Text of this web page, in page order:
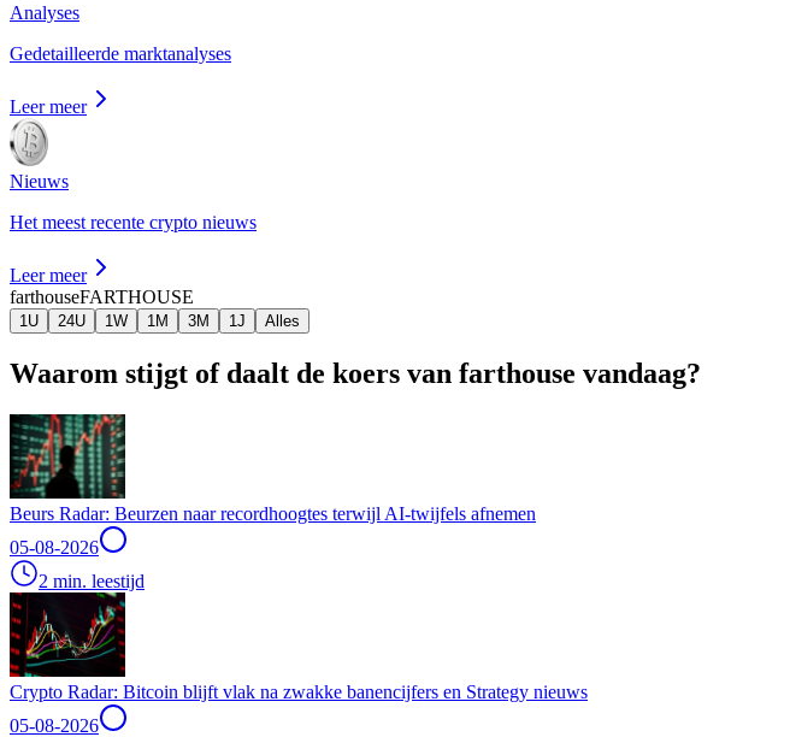
Analyses
Gedetailleerde marktanalyses
Leer meer
Nieuws
Het meest recente crypto nieuws
Leer meer
farthouseFARTHOUSE
1U 24U 1W 1M 3M 1J Alles
Waarom stijgt of daalt de koers van farthouse vandaag?
Beurs Radar: Beurzen naar recordhoogtes terwijl AI-twijfels afnemen
05-08-2026
2 min. leestijd
Crypto Radar: Bitcoin blijft vlak na zwakke banencijfers en Strategy nieuws
05-08-2026